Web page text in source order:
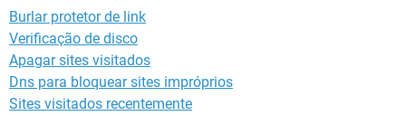
Burlar protetor de link
Verificação de disco
Apagar sites visitados
Dns para bloquear sites impróprios
Sites visitados recentemente